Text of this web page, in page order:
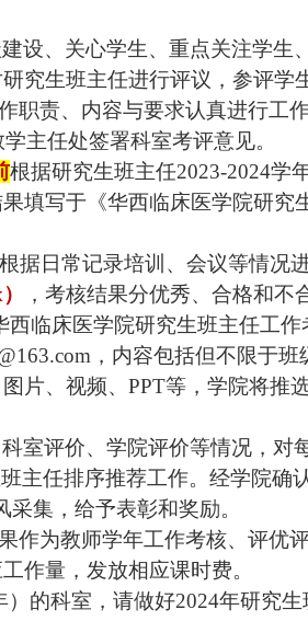
设、关心学生、重点关注学生
究生班主任进行评议，参评学
职责、内容与要求认真进行工
主任处签署科室考评意见。
根据研究生班主任2023-2024学
填写于《华西临床医学院研究
根据日常记录培训、会议等情况
， 考核结果分优秀、合格和不
西临床医学院研究生班主任工
， 内容包括但不限于班
片、视频、 PPT等，学院将推
室评价、学院评价等情况，
主任排序推荐工作。经学院
采集 ， 给予表彰和奖励。
作为教师学年工作考核、评
作量，发放相应课时费。
）的科室 ， 请做好2024年研究